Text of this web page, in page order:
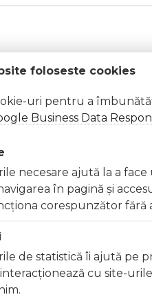
surse de căldură.
contact, clătiți imediat
Nu aplicați lacul pe
accidentală,
contact, clătiți imediat
Nu aplicați lacul pe
accidentală,
foloseste cookies
uri pentru a
Business Data
necesare ajută la a
în pagină şi
corespunzător fără
de statistică îi ajută pe
cu site-